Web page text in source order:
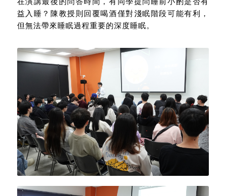
益入睡？陳教授則回覆喝酒僅對淺眠階段可能有利，
但無法帶來睡眠過程重要的深度睡眠。